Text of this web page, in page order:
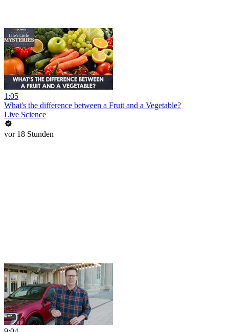
1:05
What's the difference between a Fruit and a Vegetable?
Live Science
vor 18 Stunden